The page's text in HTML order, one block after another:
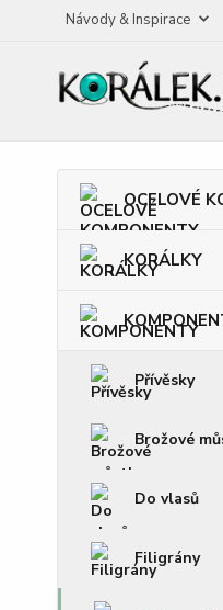
Návody & Inspirace
OCELOVÉ
KORÁLKY
Přívěsky
Brožové
Do vlasů
Filigrány